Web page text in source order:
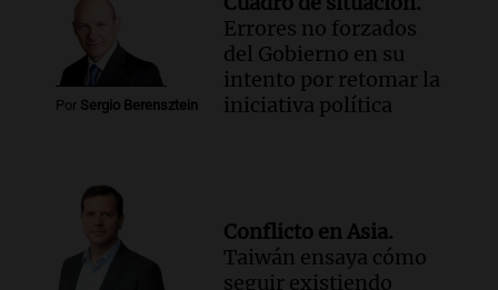
Por Sergio Berensztein
Errores no forzados
del Gobierno en su
intento por retomar la
iniciativa política
Conflicto en Asia.
Taiwán ensaya cómo
seguir existiendo